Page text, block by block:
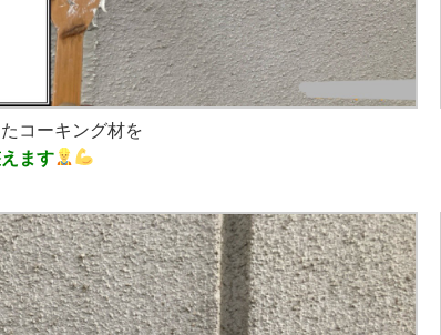
コーキング材を
ます